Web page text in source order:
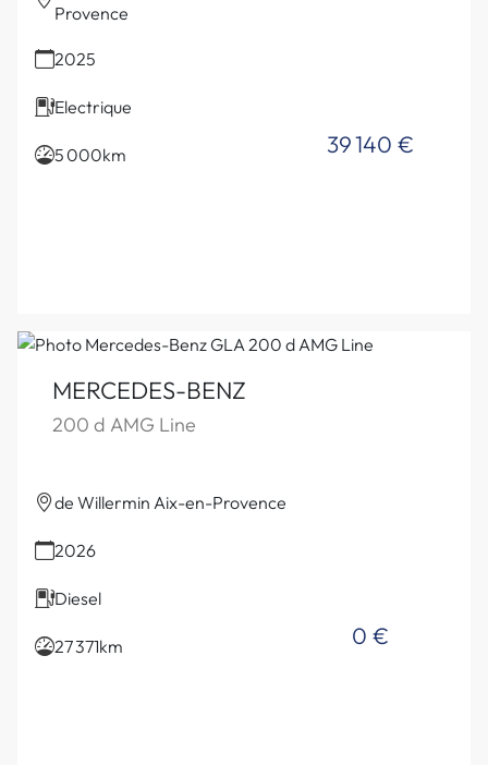
Provence
2025
Electrique
5 000km 39 140 €
MERCEDES-BENZ
200 d AMG Line
de Willermin Aix-en-Provence
2026
Diesel
27 371km 0 €